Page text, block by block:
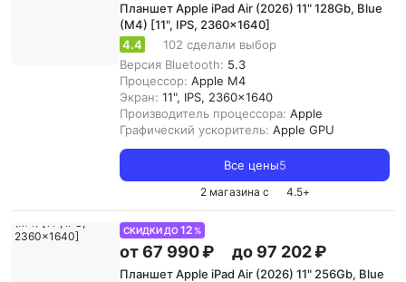
Планшет Apple iPad Air (2026) 11" 128Gb, Blue
(M4) [11", IPS, 2360x1640]
4.4
102 сделали выбор
Версия Bluetooth: 5.3
Процессор: Apple M4
Экран: 11", IPS, 2360x1640
Производитель процессора: Apple
Графический ускоритель: Apple GPU
Все цены5
2 магазина с 4.5+
СКИДКИ ДО12 %
от 67 990 ₽ до 97 202 ₽
Планшет Apple iPad Air (2026) 11" 256Gb, Blue